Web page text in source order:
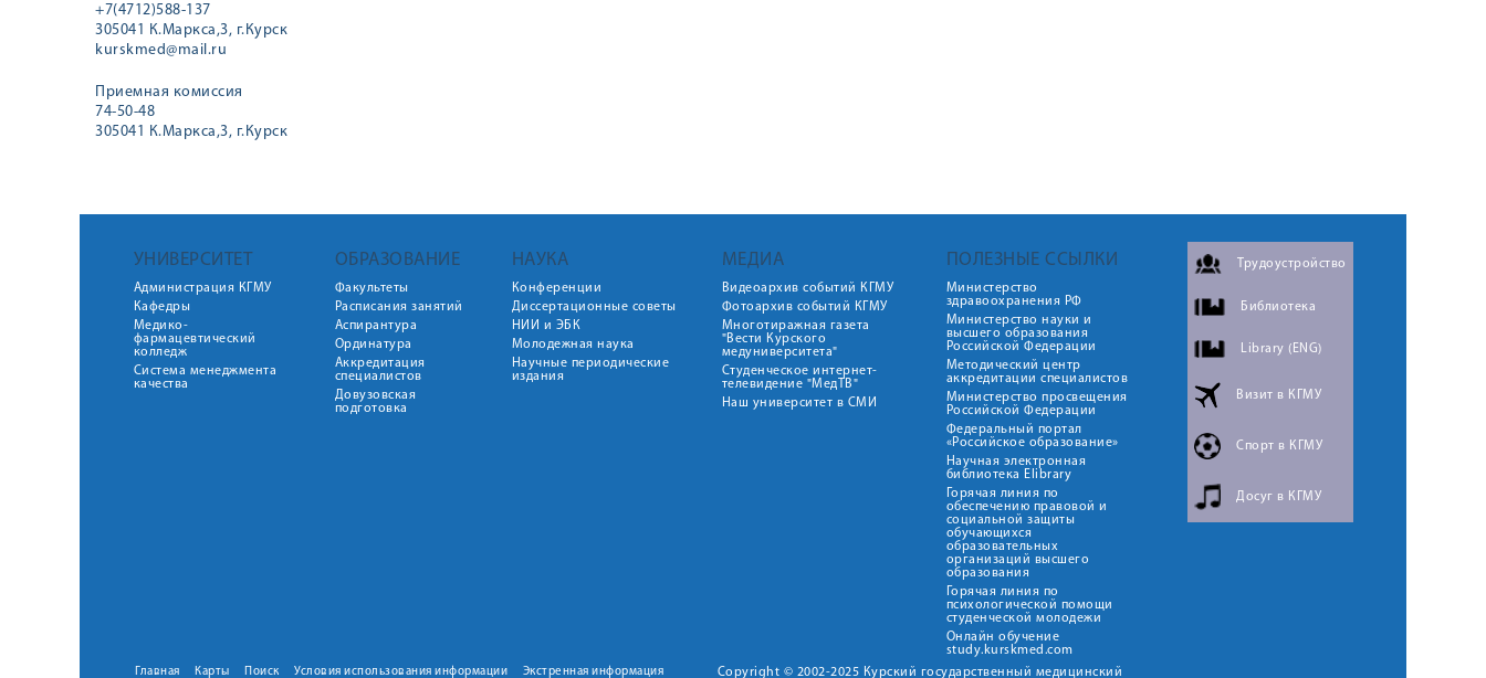
+7(4712)588-137
305041 К.Маркса,3, г.Курск
kurskmed@mail.ru
Приемная комиссия
74-50-48
305041 К.Маркса,3, г.Курск
УНИВЕРСИТЕТ
Администрация КГМУ
Кафедры
Медико-
фармацевтический
колледж
Система менеджмента
качества
ОБРАЗОВАНИЕ
Факультеты
Расписания занятий
Аспирантура
Ординатура
Аккредитация
специалистов
Довузовская
подготовка
НАУКА
Конференции
Диссертационные советы
НИИ и ЭБК
Молодежная наука
Научные периодические
издания
МЕДИА
Видеоархив событий КГМУ
Фотоархив событий КГМУ
Многотиражная газета
"Вести Курского
медуниверситета"
Студенческое интернет-
телевидение "МедТВ"
Наш университет в СМИ
ПОЛЕЗНЫЕ ССЫЛКИ
Министерство
здравоохранения РФ
Министерство науки и
высшего образования
Российской Федерации
Методический центр
аккредитации специалистов
Министерство просвещения
Российской Федерации
Федеральный портал
«Российское образование»
Научная электронная
библиотека Elibrary
Горячая линия по
обеспечению правовой и
социальной защиты
обучающихся
образовательных
организаций высшего
образования
Горячая линия по
психологической помощи
студенческой молодежи
Онлайн обучение
study.kurskmed.com
Трудоустройство
Библиотека
Library (ENG)
Визит в КГМУ
Спорт в КГМУ
Досуг в КГМУ
Главная Карты Поиск Условия использования информации Экстренная информация Copyright © 2002-2025 Курский государственный медицинский